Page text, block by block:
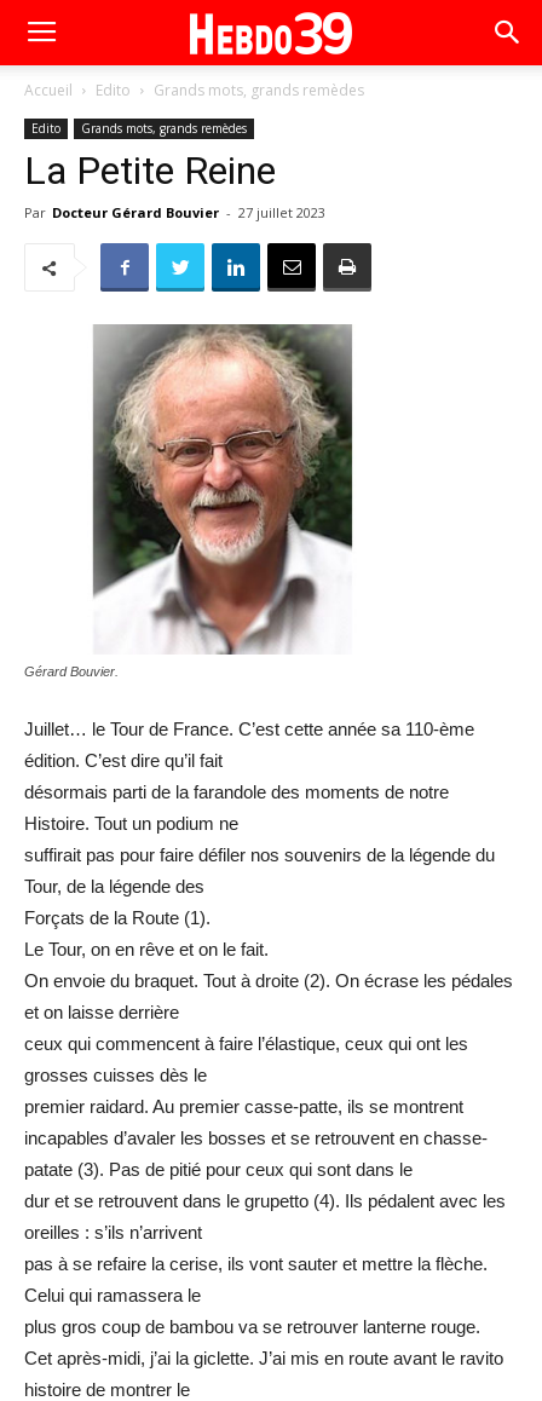
Accueil Edito Grands mots, grands remèdes
Edito Grands mots, grands remèdes
La Petite Reine
Par Docteur Gérard Bouvier - 27 juillet 2023
Gérard Bouvier.
Juillet… le Tour de France. C’est cette année sa 110-ème
édition. C’est dire qu’il fait
désormais parti de la farandole des moments de notre
Histoire. Tout un podium ne
suffirait pas pour faire défiler nos souvenirs de la légende du
Tour, de la légende des
Forçats de la Route (1).
Le Tour, on en rêve et on le fait.
On envoie du braquet. Tout à droite (2). On écrase les pédales
et on laisse derrière
ceux qui commencent à faire l’élastique, ceux qui ont les
grosses cuisses dès le
premier raidard. Au premier casse-patte, ils se montrent
incapables d’avaler les bosses et se retrouvent en chasse-
patate (3). Pas de pitié pour ceux qui sont dans le
dur et se retrouvent dans le grupetto (4). Ils pédalent avec les
oreilles : s’ils n’arrivent
pas à se refaire la cerise, ils vont sauter et mettre la flèche.
Celui qui ramassera le
plus gros coup de bambou va se retrouver lanterne rouge.
Cet après-midi, j’ai la giclette. J’ai mis en route avant le ravito
histoire de montrer le